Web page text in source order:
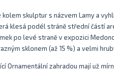
skulptur s názvem Lamy a
klesá podél stráně střední částí
po levé straně v expozici
sklonem (až 15 %) a velmi
Ornamentální zahradou mají už